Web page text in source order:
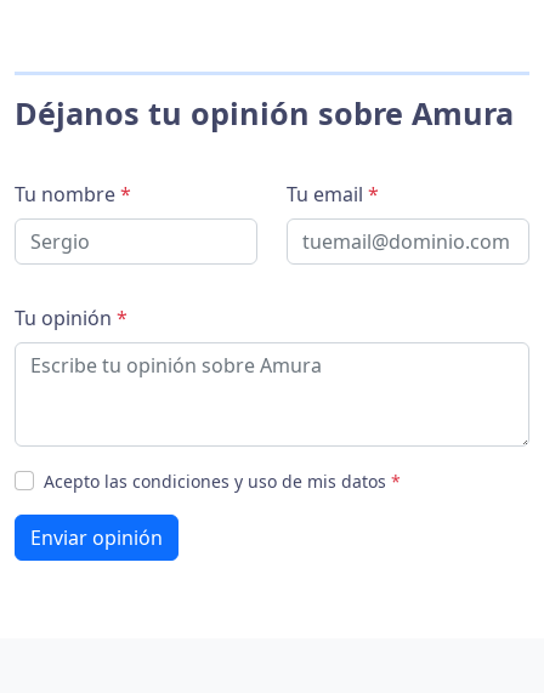
Déjanos tu opinión sobre Amura
Tu nombre* Tu email *
Tu opinión *
Acepto las condiciones y uso de mis datos *
Enviar opinión